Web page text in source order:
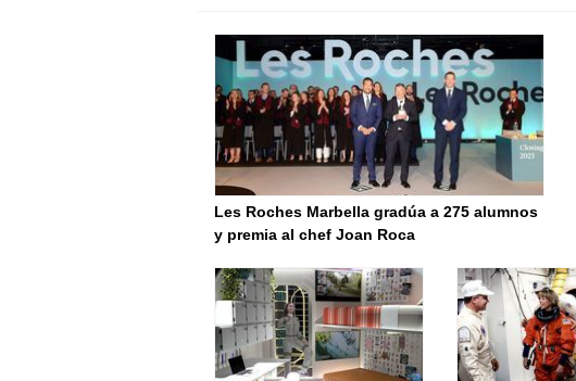
Les Roches Marbella gradúa a 275 alumnos
y premia al chef Joan Roca